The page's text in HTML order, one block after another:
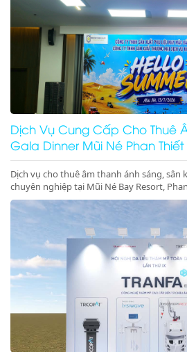
Dịch Vụ Cung Cấp Cho Thuê
Gala Dinner Mũi Né Phan
Dịch vụ cho thuê âm thanh ánh sáng, sân
chuyên nghiệp tại Mũi Né Bay Resort,
Ninh Chữ, Vĩnh Hy. Thiết bị hiện đại, giá